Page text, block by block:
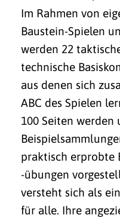
Im Rahmen von
Baustein-Spielen
werden 22
technische
aus denen sich
ABC des Spielen
100 Seiten werden
praktisch erprobte
-übungen
versteht sich als
für alle. Ihre